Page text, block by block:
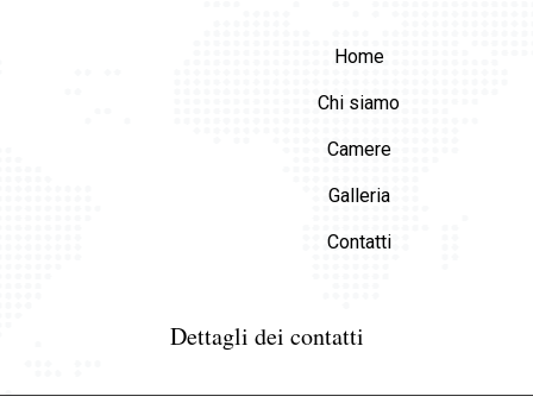
Home
Chi siamo
Camere
Galleria
Contatti
Dettagli dei contatti